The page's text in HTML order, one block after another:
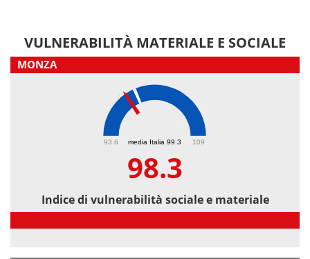
VULNERABILITÀ MATERIALE E SOCIALE
MONZA
media Italia 99.3
93.6 109
98.3
Indice di vulnerabilità sociale e materiale